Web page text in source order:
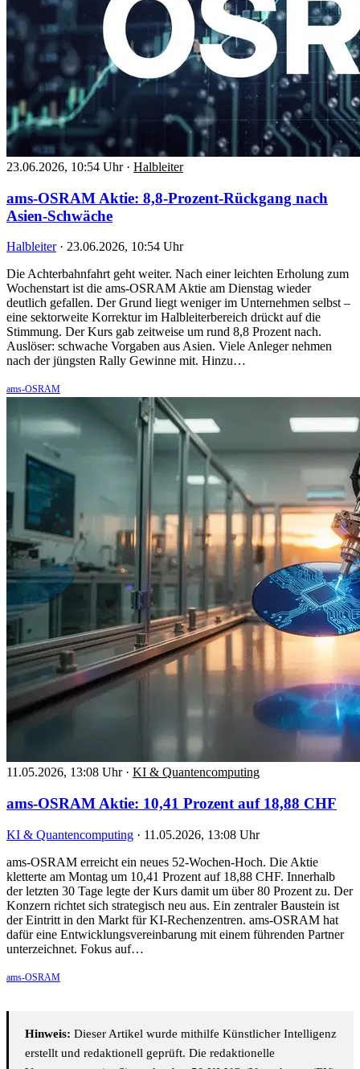
23.06.2026, 10:54 Uhr · Halbleiter
ams-OSRAM Aktie: 8,8-Prozent-Rückgang nach
Asien-Schwäche
Halbleiter · 23.06.2026, 10:54 Uhr
Die Achterbahnfahrt geht weiter. Nach einer leichten Erholung zum
Wochenstart ist die ams-OSRAM Aktie am Dienstag wieder
deutlich gefallen. Der Grund liegt weniger im Unternehmen selbst –
eine sektorweite Korrektur im Halbleiterbereich drückt auf die
Stimmung. Der Kurs gab zeitweise um rund 8,8 Prozent nach.
Auslöser: schwache Vorgaben aus Asien. Viele Anleger nehmen
nach der jüngsten Rally Gewinne mit. Hinzu…
ams-OSRAM
11.05.2026, 13:08 Uhr · KI & Quantencomputing
ams-OSRAM Aktie: 10,41 Prozent auf 18,88 CHF
KI & Quantencomputing · 11.05.2026, 13:08 Uhr
ams-OSRAM erreicht ein neues 52-Wochen-Hoch. Die Aktie
kletterte am Montag um 10,41 Prozent auf 18,88 CHF. Innerhalb
der letzten 30 Tage legte der Kurs damit um über 80 Prozent zu. Der
Konzern richtet sich strategisch neu aus. Ein zentraler Baustein ist
der Eintritt in den Markt für KI-Rechenzentren. ams-OSRAM hat
dafür eine Entwicklungsvereinbarung mit einem führenden Partner
unterzeichnet. Fokus auf…
ams-OSRAM
Hinweis: Dieser Artikel wurde mithilfe Künstlicher Intelligenz
erstellt und redaktionell geprüft. Die redaktionelle